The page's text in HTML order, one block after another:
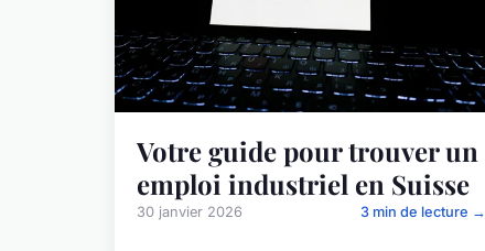
Votre guide pour trouver un
emploi industriel en Suisse
30 janvier 2026 3 min de lecture →